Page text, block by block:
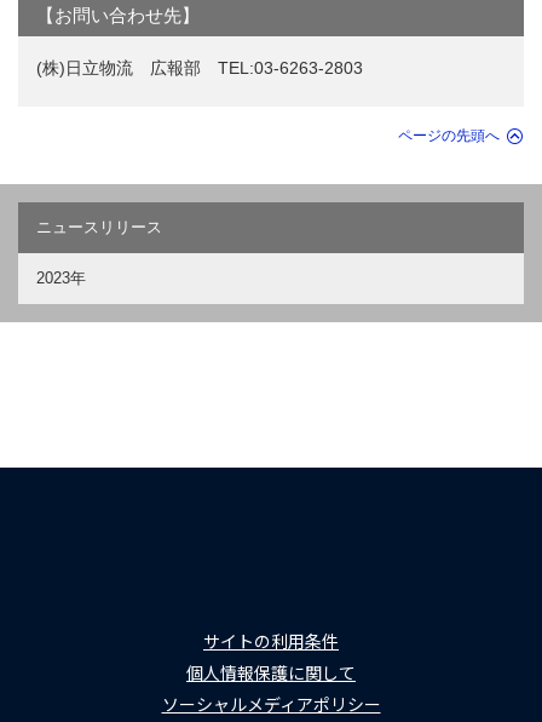
【お問い合わせ先】
(株)日立物流 広報部 TEL:03-6263-2803
ページの先頭へ
ニュースリリース
2023年
サイトの利用条件
個人情報保護に関して
ソーシャルメディアポリシー